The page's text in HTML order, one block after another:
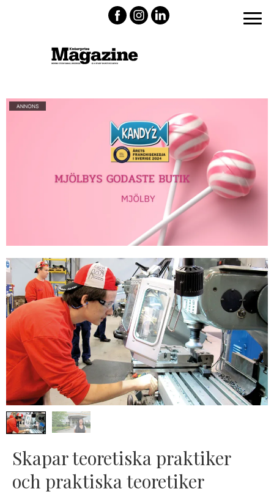
Skapar teoretiska praktiker
och praktiska teoretiker